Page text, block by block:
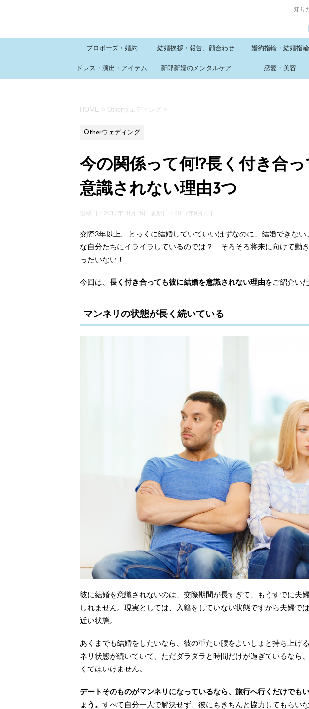
知り
プロポーズ・婚約 結婚挨拶・報告、顔合わせ 婚約指輪・結婚指輪
ドレス・演出・アイテム 新郎新婦のメンタルケア 恋愛・美容
HOME > Otherウェディング >
Otherウェディング
今の関係って何!?長く付き合
意識されない理由3つ
投稿日：2017年10月15日 更新日： 2017年9月7日
交際3年以上。とっくに結婚していていいはずなのに、結婚できな
な自分たちにイライラしているのでは？ そろそろ将来に向けて動
ったいない！
今回は、 長く付き合っても彼に結婚を意識されない理由をご紹介い
マンネリの状態が長く続いている
彼に結婚を意識されないのは、交際期間が長すぎて、もうすでに夫
しれません。現実としては、入籍をしていない状態ですから夫婦で
近い状態。
あくまでも結婚をしたいなら、彼の重たい腰をよいしょと持ち上げ
ネリ状態が続いていて、ただダラダラと時間だけが過ぎているなら
くてはいけません。
デートそのものがマンネリになっているなら、旅行へ行くだけでも
ょう。 すべて自分一人で解決せず、彼にもきちんと協力してもらい